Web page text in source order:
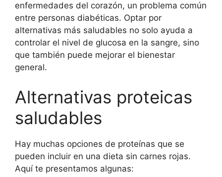
enfermedades del corazón, un problema común
entre personas diabéticas. Optar por
alternativas más saludables no solo ayuda a
controlar el nivel de glucosa en la sangre, sino
que también puede mejorar el bienestar
general.
Alternativas proteicas
saludables
Hay muchas opciones de proteínas que se
pueden incluir en una dieta sin carnes rojas.
Aquí te presentamos algunas: